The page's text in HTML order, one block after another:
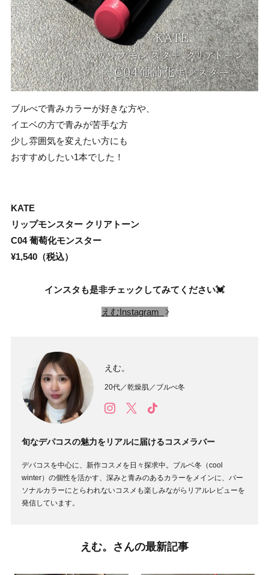
ブルべで青みカラーが好きな方や、
イエベの方で青みが苦手な方
少し雰囲気を変えたい方にも
おすすめしたい1本でした！
KATE
リップモンスター クリアトーン
C04 葡萄化モンスター
¥1,540（税込）
インスタも是非チェックしてみてください💓
えむInstagram
えむ。
20代／乾燥肌／ブルべ冬
旬なデパコスの魅力をリアルに届けるコスメラバー
デパコスを中心に、新作コスメを日々探求中。ブルベ冬（cool
winter）の個性を活かす、深みと青みのあるカラーをメインに、パー
ソナルカラーにとらわれないコスメも楽しみながらリアルレビューを
発信しています。
えむ。さんの最新記事